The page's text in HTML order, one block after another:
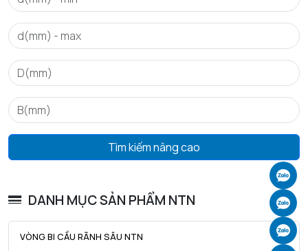
Tìm kiếm nâng cao
DANH MỤC SẢN PHẨM NTN
VÒNG BI CẦU RÃNH SÂU NTN
Tmax - Nhiệt độ hoạt động tối đa 120 °C